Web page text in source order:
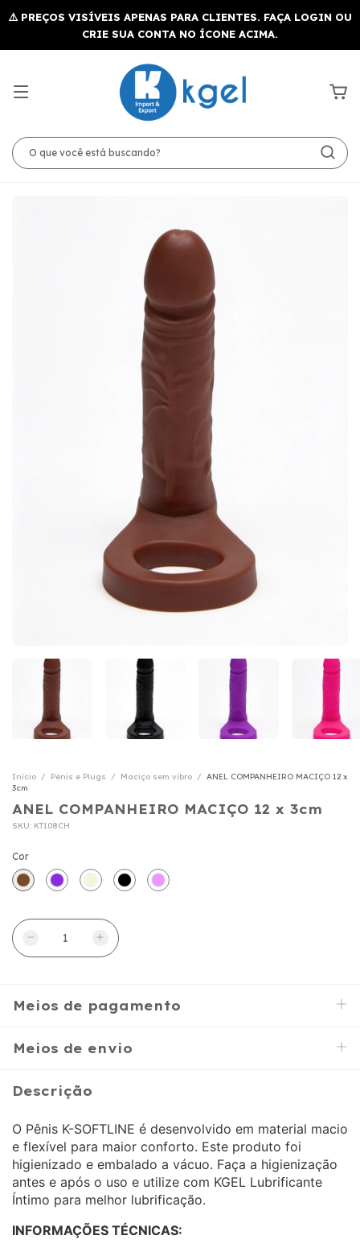
Início / Pênis e Plugs / Maciço sem vibro / ANEL COMPANHEIRO MACIÇO 12 x
3cm
ANEL COMPANHEIRO MACIÇO 12 x 3cm
SKU: KT108CH
Cor
Meios de pagamento
Meios de envio
Descrição
O Pênis K-SOFTLINE é desenvolvido em material macio
e flexível para maior conforto. Este produto foi
higienizado e embalado a vácuo. Faça a higienização
antes e após o uso e utilize com KGEL Lubrificante
Íntimo para melhor lubrificação.
INFORMAÇÕES TÉCNICAS: